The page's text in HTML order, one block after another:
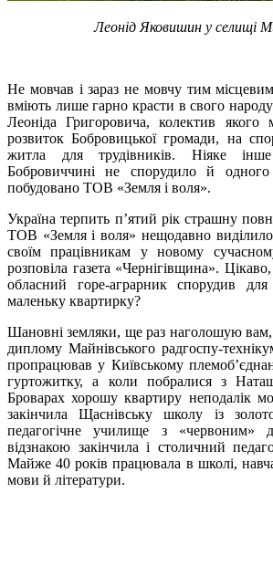
Леонід Яковишин у селищі
Не мовчав і зараз не мовчу тим
вміють лише гарно красти в свого
Леоніда Григоровича, колектив якого
розвиток Бобровицької громади, на
житла для трудівників. Ніяке
Бобровиччині не спорудило й
побудовано ТОВ «Земля і воля».
Україна терпить п’ятий рік страшну
ТОВ «Земля і воля» нещодавно
своїм працівникам у новому
розповіла газета «Чернігівщина».
обласний горе-аграрник спорудив
маленьку квартирку?
Шановні земляки, ще раз наголошую
диплому Майнівського радгоспу-
пропрацював у Київському
гуртожитку, а коли побралися з
Броварах хорошу квартиру неподалік
закінчила Щаснівську школу із
педагогічне училище з «червоним»
відзнакою закінчила і столичний
Майже 40 років працювала в школі,
мови й літератури.